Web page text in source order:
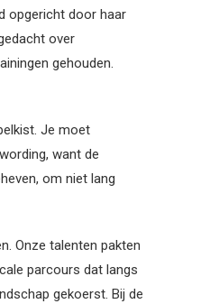
opgericht door haar
over
gehouden.
Je moet
want de
om niet lang
Onze talenten pakten
parcours dat langs
gekoerst. Bij de